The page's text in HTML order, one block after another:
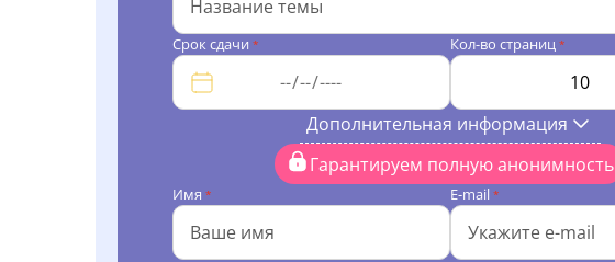
Срок сдачи * Кол-во страниц *
Дополнительная информация
Гарантируем полную анонимность
Имя * E-mail *